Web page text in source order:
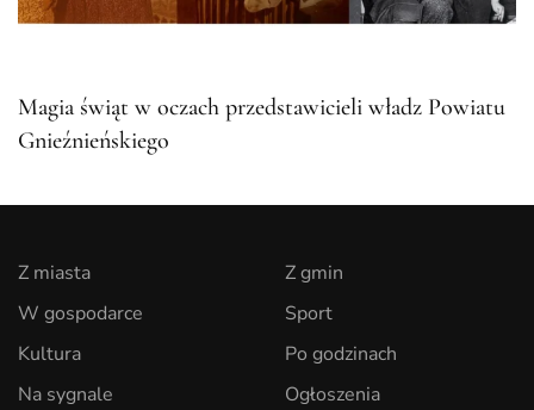
Magia świąt w oczach przedstawicieli władz Powiatu
Gnieźnieńskiego
Z miasta
W gospodarce
Kultura
Na sygnale
Z gmin
Sport
Po godzinach
Ogłoszenia